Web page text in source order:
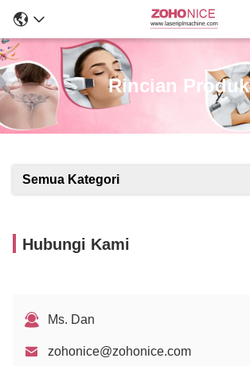
Rincian Produk
Semua Kategori
Hubungi Kami
Ms. Dan
zohonice@zohonice.com